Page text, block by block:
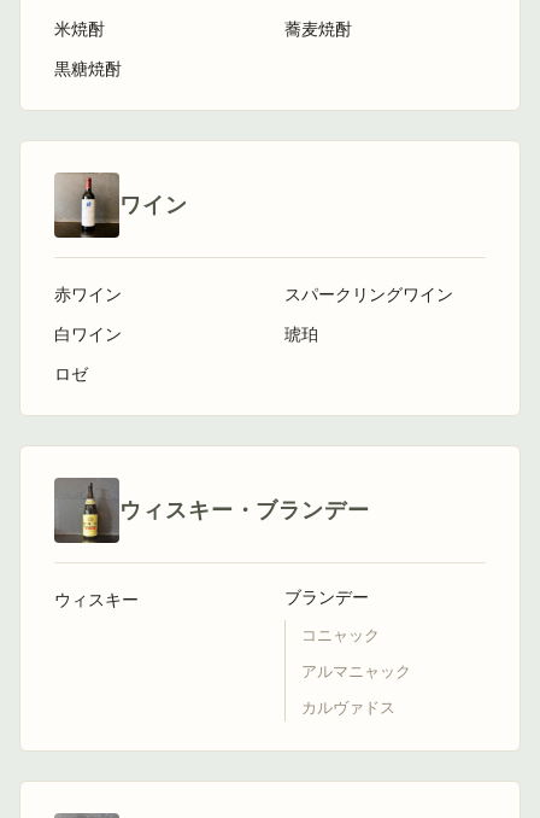
米焼酎
黒糖焼酎
蕎麦焼酎
ワイン
赤ワイン
白ワイン
ロゼ
スパークリングワイン
琥珀
ウィスキー・ブランデー
ウィスキー ブランデー
コニャック
アルマニャック
カルヴァドス